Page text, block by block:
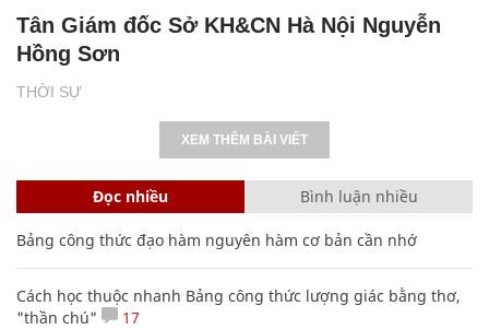
THỜI SỰ
Tân Giám đốc Sở KH&CN Hà Nội Nguyễn
Hồng Sơn
XEM THÊM BÀI VIẾT
Đọc nhiều Bình luận nhiều
Bảng công thức đạo hàm nguyên hàm cơ bản cần nhớ
Cách học thuộc nhanh Bảng công thức lượng giác bằng thơ,
"thần chú"
17